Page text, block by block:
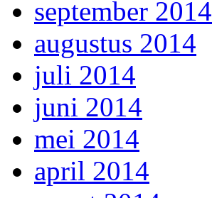
september 2014
augustus 2014
juli 2014
juni 2014
mei 2014
april 2014